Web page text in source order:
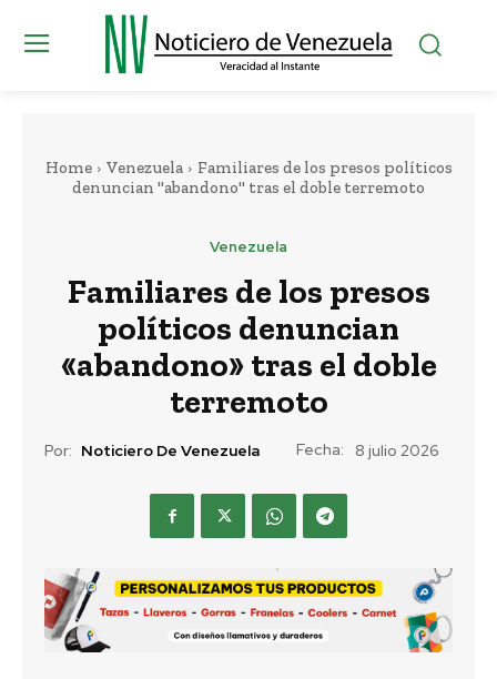
Home Venezuela
Familiares de los presos políticos
denuncian "abandono" tras el doble terremoto
Venezuela
Familiares de los presos
políticos denuncian
«abandono» tras el doble
terremoto
Por: Noticiero De Venezuela Fecha: 8 julio 2026